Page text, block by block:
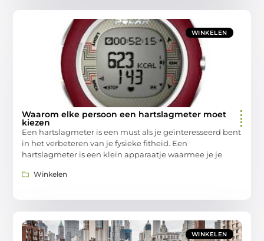
WINKELEN
Waarom elke persoon een hartslagmeter moet
kiezen
Een hartslagmeter is een must als je geïnteresseerd bent
in het verbeteren van je fysieke fitheid. Een
hartslagmeter is een klein apparaatje waarmee je je
Winkelen
WINKELEN